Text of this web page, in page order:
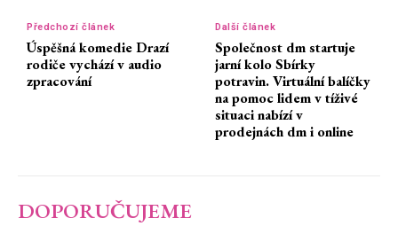
Předchozí článek
Úspěšná komedie Drazí
rodiče vychází v audio
zpracování
Další článek
Společnost dm startuje
jarní kolo Sbírky
potravin. Virtuální balíčky
na pomoc lidem v tíživé
situaci nabízí v
prodejnách dm i online
DOPORUČUJEME